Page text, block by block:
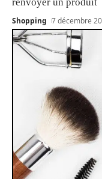
Shopping 7 décembre